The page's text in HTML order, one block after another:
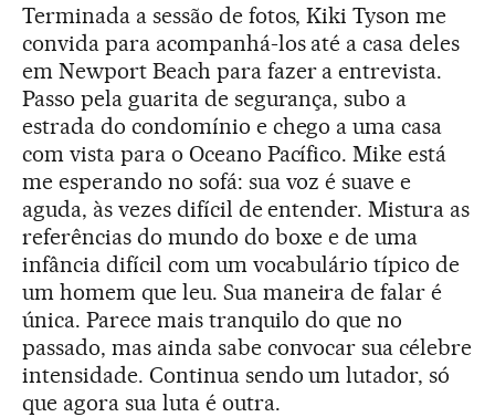
Terminada a sessão de fotos, Kiki Tyson me
convida para acompanhá-los até a casa deles
em Newport Beach para fazer a entrevista.
Passo pela guarita de segurança, subo a
estrada do condomínio e chego a uma casa
com vista para o Oceano Pacífico. Mike está
me esperando no sofá: sua voz é suave e
aguda, às vezes difícil de entender. Mistura as
referências do mundo do boxe e de uma
infância difícil com um vocabulário típico de
um homem que leu. Sua maneira de falar é
única. Parece mais tranquilo do que no
passado, mas ainda sabe convocar sua célebre
intensidade. Continua sendo um lutador, só
que agora sua luta é outra.